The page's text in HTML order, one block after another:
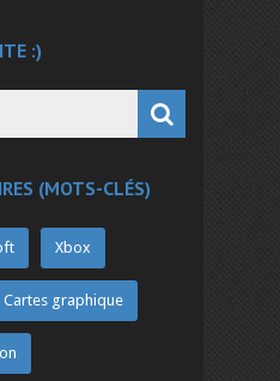
:)
(MOTS-CLÉS)
Xbox
Cartes graphique